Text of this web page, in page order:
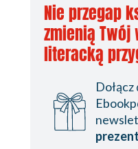
Tęsknota za starą
Od ssaków do
Kraków nieznany
Całe życie w
Wywoływanie
Tylko czaj i kuch
Nie przegap
zmienią Twój
literacką
prezent